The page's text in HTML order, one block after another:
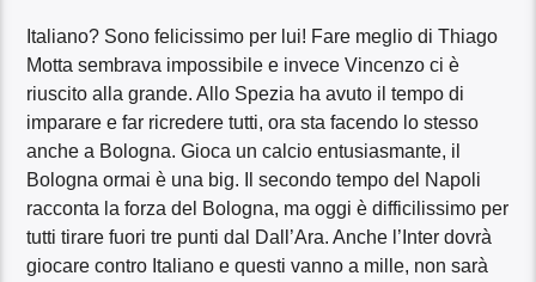
Italiano? Sono felicissimo per lui! Fare meglio di Thiago
Motta sembrava impossibile e invece Vincenzo ci è
riuscito alla grande. Allo Spezia ha avuto il tempo di
imparare e far ricredere tutti, ora sta facendo lo stesso
anche a Bologna. Gioca un calcio entusiasmante, il
Bologna ormai è una big. Il secondo tempo del Napoli
racconta la forza del Bologna, ma oggi è difficilissimo per
tutti tirare fuori tre punti dal Dall’Ara. Anche l’Inter dovrà
giocare contro Italiano e questi vanno a mille, non sarà